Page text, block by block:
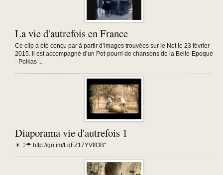
La vie d'autrefois en France
Ce clip a été conçu par à partir d’images trouvées sur le Net le 23 février
2015. Il est accompagné d’un Pot-pourri de chansons de la Belle-Epoque
- Polkas ...
Diaporama vie d'autrefois 1
☀☽☂ http://go.im/LqFZ17YVffOB"